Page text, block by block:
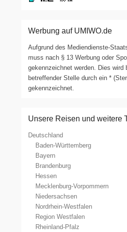
Werbung auf UMIWO.de
Aufgrund des Mediendienste-
muss nach § 13 Werbung oder
gekennzeichnet werden. Dies wird
betreffender Stelle durch ein *
gekennzeichnet.
Unsere Reisen und weitere
Deutschland
Baden-Württemberg
Bayern
Brandenburg
Hessen
Mecklenburg-Vorpommern
Niedersachsen
Nordrhein-Westfalen
Region Westfalen
Rheinland-Pfalz